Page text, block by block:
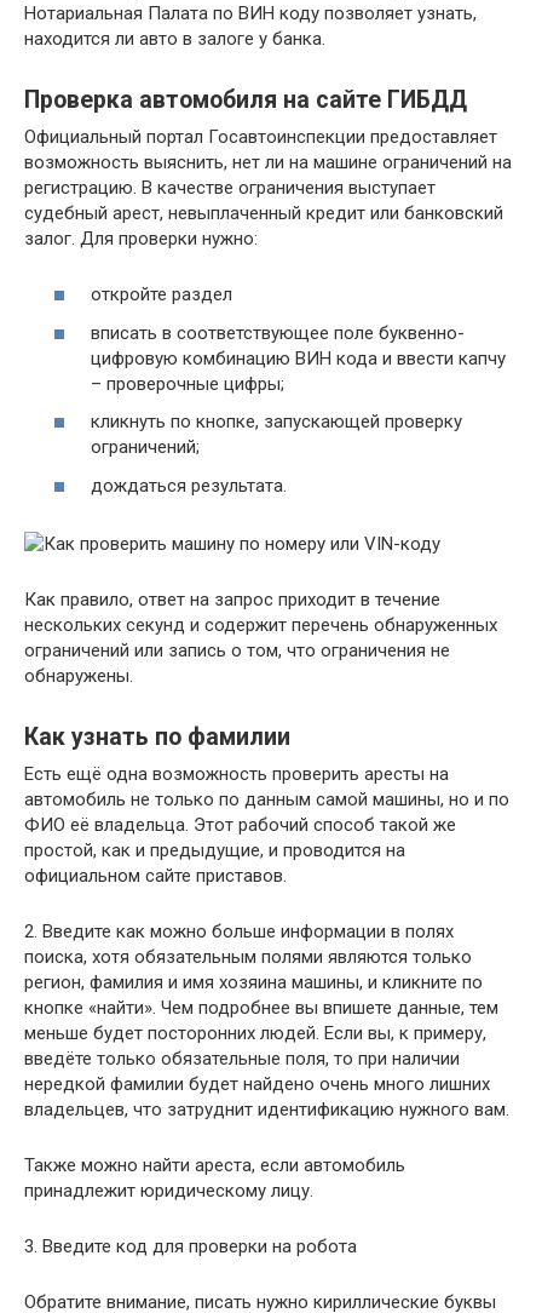
Нотариальная Палата по ВИН коду позволяет узнать,
находится ли авто в залоге у банка.
Проверка автомобиля на сайте ГИБДД
Официальный портал Госавтоинспекции предоставляет
возможность выяснить, нет ли на машине ограничений на
регистрацию. В качестве ограничения выступает
судебный арест, невыплаченный кредит или банковский
залог. Для проверки нужно:
откройте раздел
вписать в соответствующее поле буквенно-
цифровую комбинацию ВИН кода и ввести капчу
– проверочные цифры;
кликнуть по кнопке, запускающей проверку
ограничений;
дождаться результата.
Как правило, ответ на запрос приходит в течение
нескольких секунд и содержит перечень обнаруженных
ограничений или запись о том, что ограничения не
обнаружены.
Как узнать по фамилии
Есть ещё одна возможность проверить аресты на
автомобиль не только по данным самой машины, но и по
ФИО её владельца. Этот рабочий способ такой же
простой, как и предыдущие, и проводится на
официальном сайте приставов.
2. Введите как можно больше информации в полях
поиска, хотя обязательным полями являются только
регион, фамилия и имя хозяина машины, и кликните по
кнопке «найти». Чем подробнее вы впишете данные, тем
меньше будет посторонних людей. Если вы, к примеру,
введёте только обязательные поля, то при наличии
нередкой фамилии будет найдено очень много лишних
владельцев, что затруднит идентификацию нужного вам.
Также можно найти ареста, если автомобиль
принадлежит юридическому лицу.
3. Введите код для проверки на робота
Обратите внимание, писать нужно кириллические буквы